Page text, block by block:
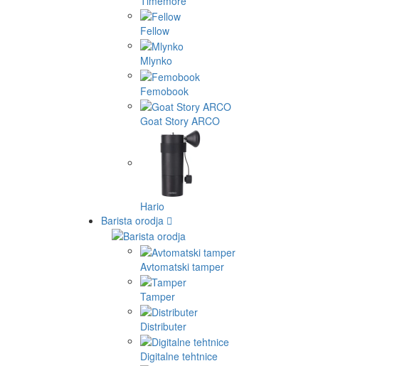
Fellow
Mlynko
Femobook
Goat Story ARCO
Hario
Barista orodja
Avtomatski tamper
Tamper
Distributer
Digitalne tehtnice